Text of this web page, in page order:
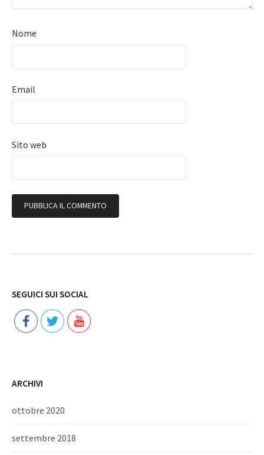
Nome
Email
Sito web
SEGUICI SUI SOCIAL
ARCHIVI
ottobre 2020
settembre 2018